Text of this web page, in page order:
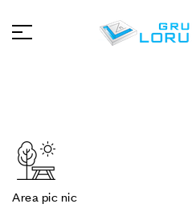
Area pic nic